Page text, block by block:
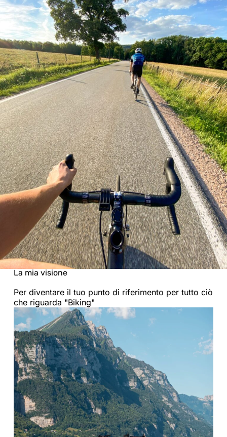
La mia visione
Per diventare il tuo punto di riferimento per tutto ciò
che riguarda "Biking"